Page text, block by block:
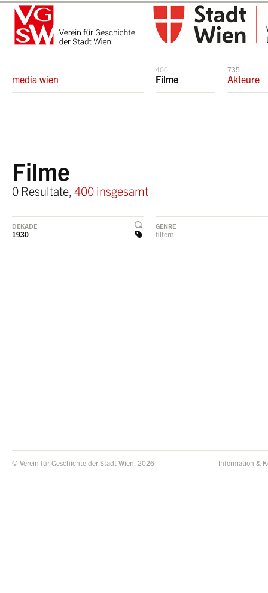
media wien
400
Filme
735
Akteure
Filme
0 Resultate, 400 insgesamt
DEKADE
1930
GENRE
filtern
© Verein für Geschichte der Stadt Wien, 2026 Information &